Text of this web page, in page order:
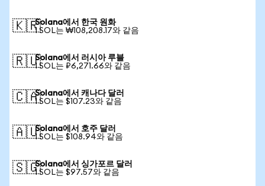
🇰🇷Solana에서 한국 원화
1 SOL는 ₩108,208.17와 같음
🇷🇺Solana에서 러시아 루블
1 SOL는 ₽6,271.66와 같음
🇨🇦Solana에서 캐나다 달러
1 SOL는 $107.23와 같음
🇦🇺Solana에서 호주 달러
1 SOL는 $108.94와 같음
🇸🇬Solana에서 싱가포르 달러
1 SOL는 $97.57와 같음